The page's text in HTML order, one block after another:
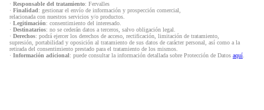
· Responsable del tratamiento: Fervalles
· Finalidad: gestionar el envío de información y prospección comercial,
relacionada con nuestros servicios y/o productos.
· Legitimación: consentimiento del interesado.
· Destinatarios: no se cederán datos a terceros, salvo obligación legal.
· Derechos: podrá ejercer los derechos de acceso, rectificación, limitación de tratamiento,
supresión, portabilidad y oposición al tratamiento de sus datos de carácter personal, así como a la
retirada del consentimiento prestado para el tratamiento de los mismos.
· Información adicional: puede consultar la información detallada sobre Protección de Datos aquí.